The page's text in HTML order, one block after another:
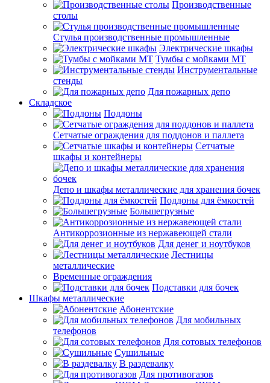
Производственные
столы
Стулья производственные промышленные
Электрические шкафы
Тумбы с мойками МТ
Инструментальные
стенды
Для пожарных депо
Складское
Поддоны
Сетчатые ограждения для поддонов и паллета
Сетчатые
шкафы и контейнеры
Депо и шкафы металлические для хранения бочек
Поддоны для ёмкостей
Большегрузные
Антикоррозионные из нержавеющей стали
Для денег и ноутбуков
Лестницы
металлические
Временные ограждения
Подставки для бочек
Шкафы металлические
Абонентские
Для мобильных
телефонов
Для сотовых телефонов
Сушильные
В раздевалку
Для противогазов